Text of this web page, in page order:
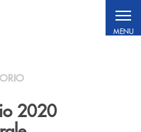
MENU
2020